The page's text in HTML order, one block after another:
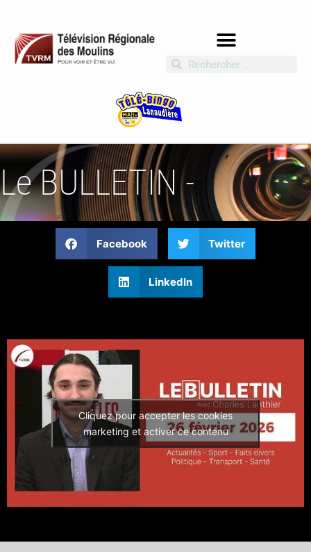
Le BULLETIN -
Facebook Twitter
LinkedIn
Cliquez pour accepter les cookies
marketing et activer ce contenu